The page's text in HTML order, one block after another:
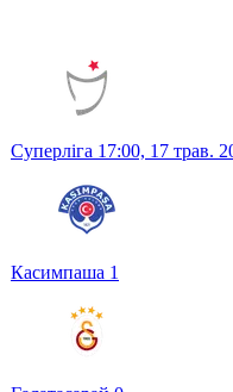
Суперліга 17:00, 17 трав.
Касимпаша 1